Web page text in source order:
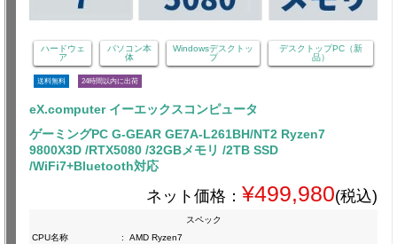
ハードウェ
ア
パソコン本
体
Windowsデスクトッ
プ
デスクトップPC（新
品）
送料無料 24時間以内に出荷
eX.computer イーエックスコンピュータ
ゲーミングPC G-GEAR GE7A-L261BH/NT2 Ryzen7
9800X3D /RTX5080 /32GBメモリ /2TB SSD
/WiFi7+Bluetooth対応
ネット価格： ¥499,980(税込)
スペック
CPU名称
:
AMD Ryzen7